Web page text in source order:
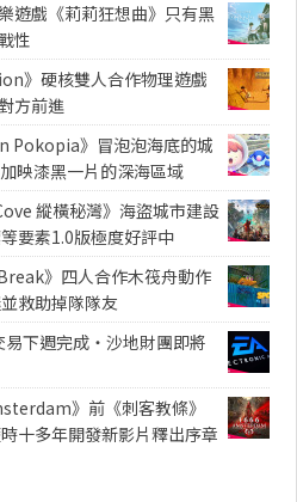
遊戲《莉莉狂想曲》只有黑
性
》硬核雙人合作物理遊戲
方前進
Pokopia》冒泡泡海底的城
映漆黑一片的深海區域
縱橫秘灣》海盜城市建設
要素1.0版極度好評中
》四人合作木筏舟動作
救助掉隊隊友
易下週完成・沙地財團即將
》前《刺客教條》
十多年開發新影片釋出序章